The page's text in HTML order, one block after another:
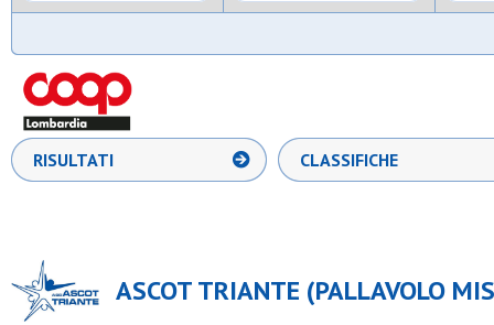
RISULTATI CLASSIFICHE
ASCOT TRIANTE (PALLAVOLO